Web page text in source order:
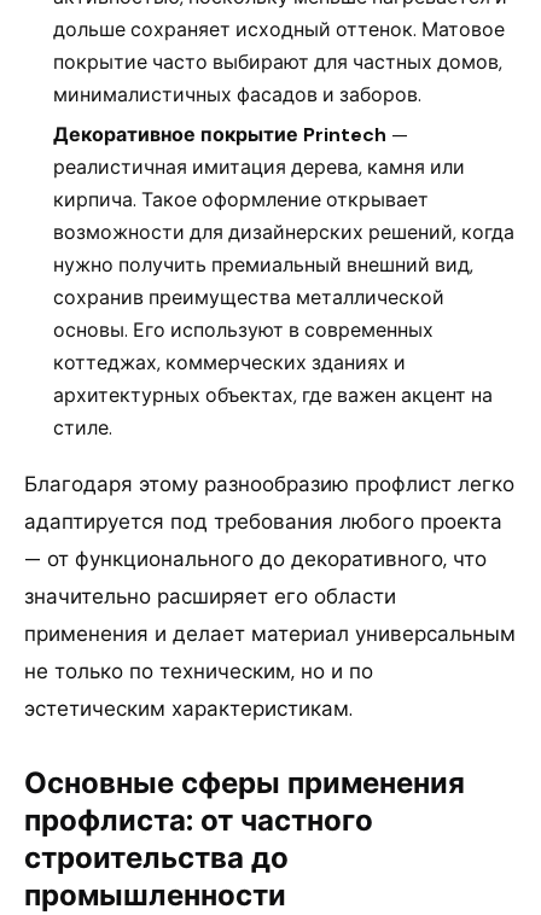
дольше сохраняет исходный оттенок. Матовое
покрытие часто выбирают для частных домов,
минималистичных фасадов и заборов.
Декоративное покрытие Printech —
реалистичная имитация дерева, камня или
кирпича. Такое оформление открывает
возможности для дизайнерских решений, когда
нужно получить премиальный внешний вид,
сохранив преимущества металлической
основы. Его используют в современных
коттеджах, коммерческих зданиях и
архитектурных объектах, где важен акцент на
стиле.
Благодаря этому разнообразию профлист легко
адаптируется под требования любого проекта
— от функционального до декоративного, что
значительно расширяет его области
применения и делает материал универсальным
не только по техническим, но и по
эстетическим характеристикам.
Основные сферы применения
профлиста: от частного
строительства до
промышленности